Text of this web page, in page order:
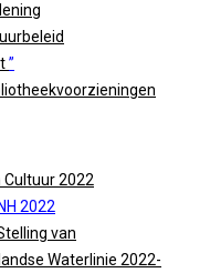
”
Cultuur 2022
2022
van
Waterlinie 2022-